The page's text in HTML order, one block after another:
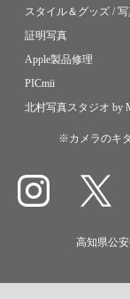
スタイル＆グッズ / 写
証明写真
Apple製品修理
PICmii
北村写真スタジオ by
※カメラのキ
高知県公